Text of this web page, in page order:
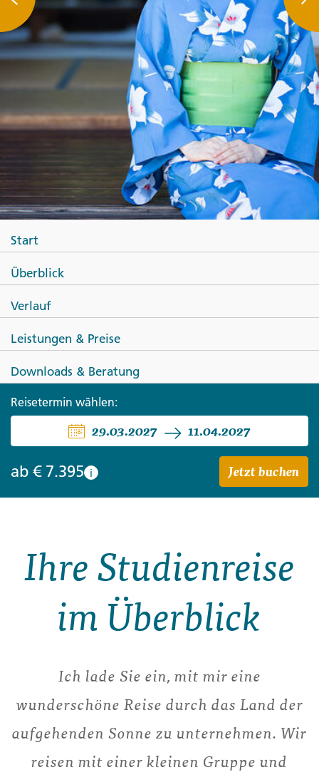
Japan mit Muße
Start
Überblick
Verlauf
Leistungen & Preise
Downloads & Beratung
Reisetermin wählen:
29.03.2027 11.04.2027
ab € 7.395 i Jetzt buchen
Ihre Studienreise
im Überblick
Ich lade Sie ein, mit mir eine
wunderschöne Reise durch das Land der
aufgehenden Sonne zu unternehmen. Wir
reisen mit einer kleinen Gruppe und